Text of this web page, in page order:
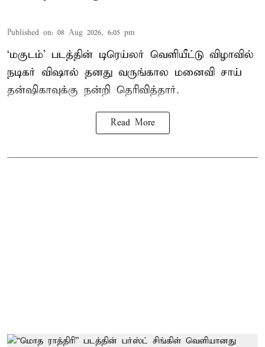
Published on: 08 Aug 2026, 6:05 pm
‘மகுடம்’ படத்தின் டிரெய்லர் வெளியீட்டு விழாவில்
நடிகர் விஷால் தனது வருங்கால மனைவி சாய்
தன்ஷிகாவுக்கு நன்றி தெரிவித்தார்.
Read More